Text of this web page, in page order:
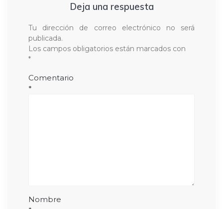
Deja una respuesta
Tu dirección de correo electrónico no será
publicada.
Los campos obligatorios están marcados con
*
Comentario
*
Nombre